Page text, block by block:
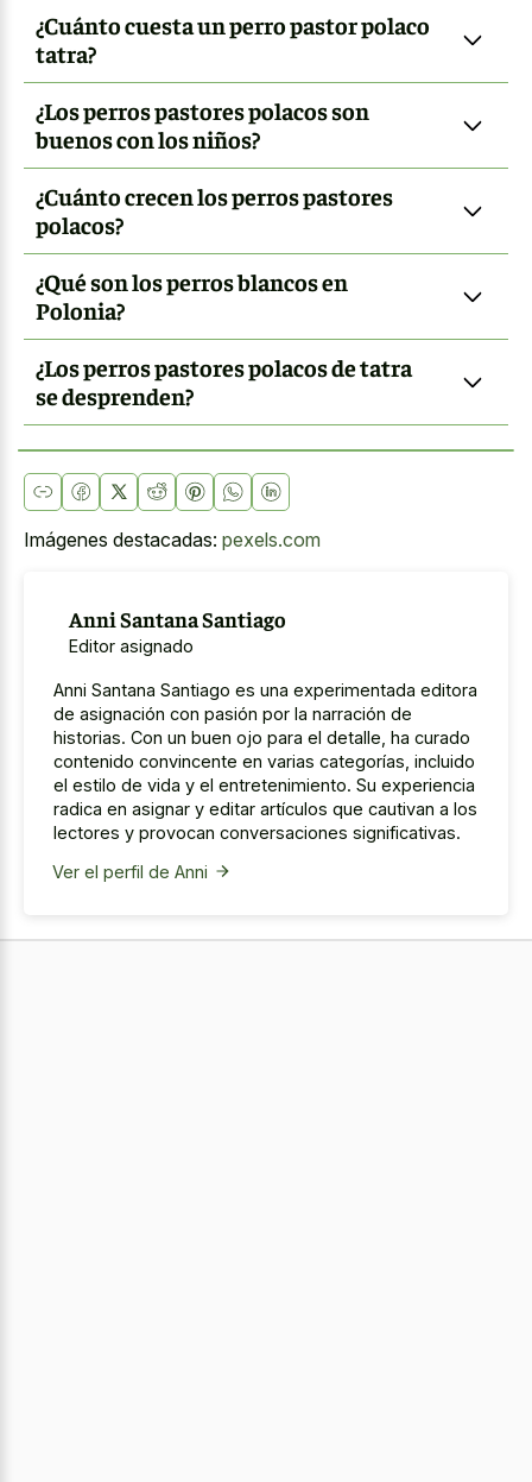
¿Cuánto cuesta un perro pastor polaco
tatra?
¿Los perros pastores polacos son
buenos con los niños?
¿Cuánto crecen los perros pastores
polacos?
¿Qué son los perros blancos en
Polonia?
¿Los perros pastores polacos de tatra
se desprenden?
Imágenes destacadas: pexels.com
Anni Santana Santiago
Editor asignado
Anni Santana Santiago es una experimentada editora
de asignación con pasión por la narración de
historias. Con un buen ojo para el detalle, ha curado
contenido convincente en varias categorías, incluido
el estilo de vida y el entretenimiento. Su experiencia
radica en asignar y editar artículos que cautivan a los
lectores y provocan conversaciones significativas.
Ver el perfil de Anni